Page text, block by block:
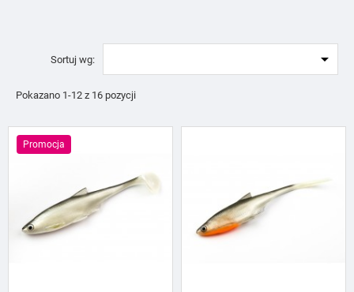
Sortuj wg: 
Pokazano 1-12 z 16 pozycji
Promocja